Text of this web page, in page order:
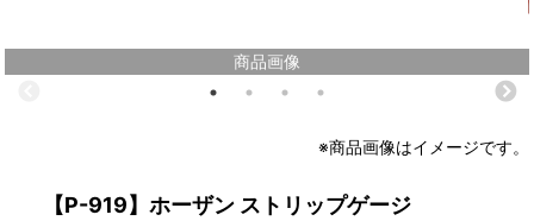
商品画像
※商品画像はイメージです。
【P-919】ホーザン ストリップゲージ